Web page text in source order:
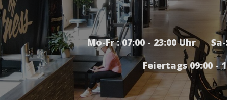
Mo-Fr : 07:00 - 23:00 Uhr Sa-
Feiertags 09:00 -